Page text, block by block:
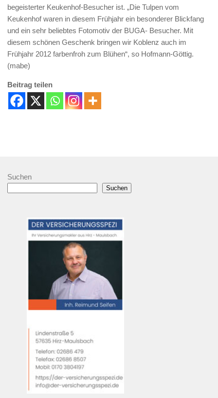
begeisterter Keukenhof-Besucher ist. „Die Tulpen vom
Keukenhof waren in diesem Frühjahr ein besonderer Blickfang
und ein sehr beliebtes Fotomotiv der BUGA- Besucher. Mit
diesem schönen Geschenk bringen wir Koblenz auch im
Frühjahr 2012 farbenfroh zum Blühen“, so Hofmann-Göttig.
(mabe)
Beitrag teilen
Suchen
Suchen